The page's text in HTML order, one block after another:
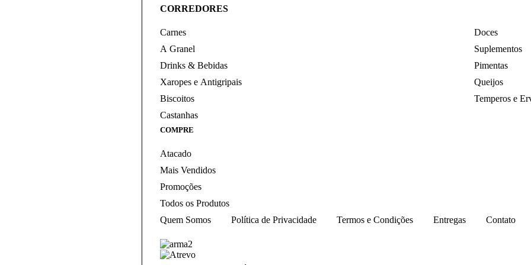
CORREDORES
Carnes
A Granel
Drinks & Bebidas
Xaropes e Antigripais
Biscoitos
Castanhas
Doces
Suplementos
Pimentas
Queijos
Temperos e
COMPRE
Atacado
Mais Vendidos
Promoções
Todos os Produtos
Quem Somos
Política de Privacidade Termos e Condições Entregas Contato